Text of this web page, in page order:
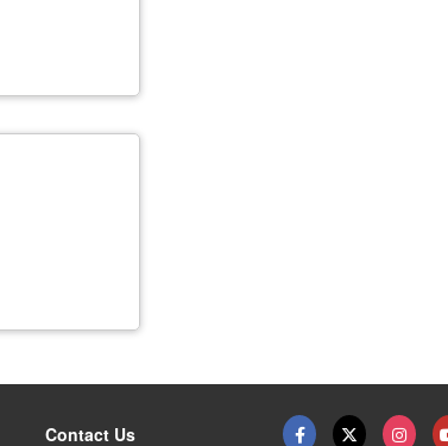
Contact Us